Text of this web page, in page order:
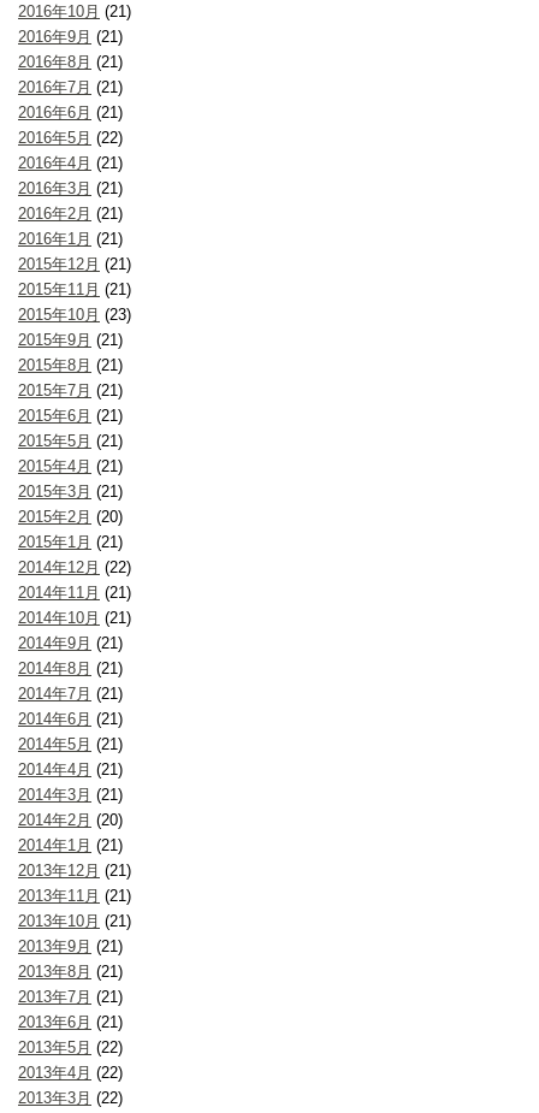
2016年10月 (21)
2016年9月 (21)
2016年8月 (21)
2016年7月 (21)
2016年6月 (21)
2016年5月 (22)
2016年4月 (21)
2016年3月 (21)
2016年2月 (21)
2016年1月 (21)
2015年12月 (21)
2015年11月 (21)
2015年10月 (23)
2015年9月 (21)
2015年8月 (21)
2015年7月 (21)
2015年6月 (21)
2015年5月 (21)
2015年4月 (21)
2015年3月 (21)
2015年2月 (20)
2015年1月 (21)
2014年12月 (22)
2014年11月 (21)
2014年10月 (21)
2014年9月 (21)
2014年8月 (21)
2014年7月 (21)
2014年6月 (21)
2014年5月 (21)
2014年4月 (21)
2014年3月 (21)
2014年2月 (20)
2014年1月 (21)
2013年12月 (21)
2013年11月 (21)
2013年10月 (21)
2013年9月 (21)
2013年8月 (21)
2013年7月 (21)
2013年6月 (21)
2013年5月 (22)
2013年4月 (22)
2013年3月 (22)